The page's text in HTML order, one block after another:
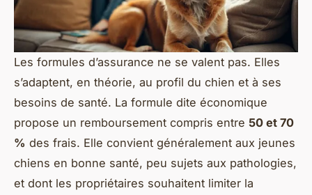
Les formules d’assurance ne se valent pas. Elles
s’adaptent, en théorie, au profil du chien et à ses
besoins de santé. La formule dite économique
propose un remboursement compris entre 50 et 70
% des frais. Elle convient généralement aux jeunes
chiens en bonne santé, peu sujets aux pathologies,
et dont les propriétaires souhaitent limiter la